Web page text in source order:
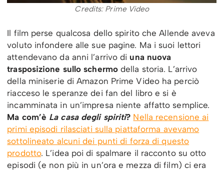
Credits: Prime Video
Il film perse qualcosa dello spirito che Allende aveva
voluto infondere alle sue pagine. Ma i suoi lettori
attendevano da anni l’arrivo di una nuova
trasposizione sullo schermodella storia. L’arrivo
della miniserie di Amazon Prime Video ha perciò
riacceso le speranze dei fan del libro e si è
incamminata in un’impresa niente affatto semplice.
Ma com’è La casa degli spiriti? Nella recensione ai
primi episodi rilasciati sulla piattaforma avevamo
sottolineato alcuni dei punti di forza di questo
prodotto. L’idea poi di spalmare il racconto su otto
episodi (e non più in un’ora e mezza di film) ci era